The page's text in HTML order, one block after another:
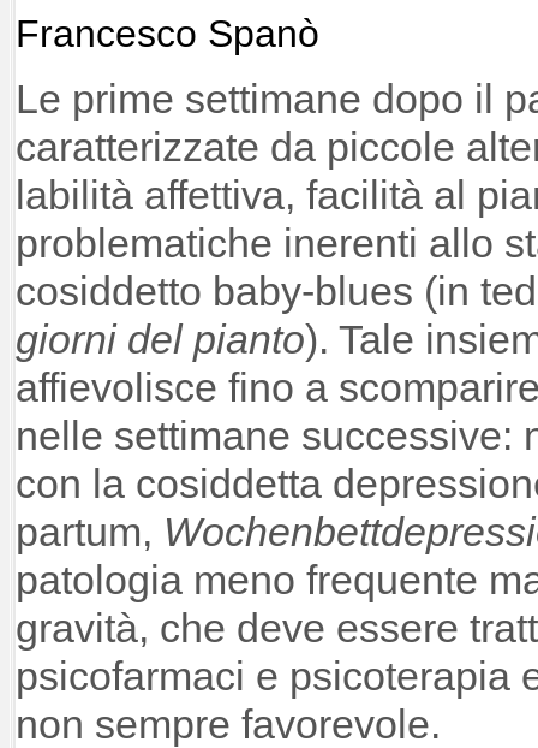
Francesco Spanò
Le prime settimane dopo il
caratterizzate da piccole
labilità affettiva, facilità al
problematiche inerenti allo
cosiddetto baby-blues (in
giorni del pianto). Tale
affievolisce fino a
nelle settimane successive:
con la cosiddetta
partum,
patologia meno frequente
gravità, che deve essere
psicofarmaci e psicoterapia
non sempre favorevole.